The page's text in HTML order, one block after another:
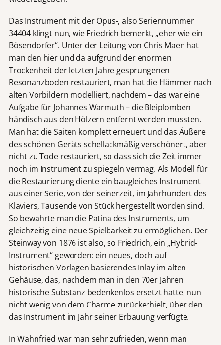
Das Instrument mit der Opus-, also Seriennummer
34404 klingt nun, wie Friedrich bemerkt, „eher wie ein
Bösendorfer“. Unter der Leitung von Chris Maen hat
man den hier und da aufgrund der enormen
Trockenheit der letzten Jahre gesprungenen
Resonanzboden restauriert, man hat die Hämmer nach
alten Vorbildern modelliert, nachdem – das war eine
Aufgabe für Johannes Warmuth – die Bleiplomben
händisch aus den Hölzern entfernt werden mussten.
Man hat die Saiten komplett erneuert und das Äußere
des schönen Geräts schellackmäßig verschönert, aber
nicht zu Tode restauriert, so dass sich die Zeit immer
noch im Instrument zu spiegeln vermag. Als Modell für
die Restaurierung diente ein baugleiches Instrument
aus einer Serie, von der seinerzeit, im Jahrhundert des
Klaviers, Tausende von Stück hergestellt worden sind.
So bewahrte man die Patina des Instruments, um
gleichzeitig eine neue Spielbarkeit zu ermöglichen. Der
Steinway von 1876 ist also, so Friedrich, ein „Hybrid-
Instrument“ geworden: ein neues, doch auf
historischen Vorlagen basierendes Inlay im alten
Gehäuse, das, nachdem man in den 70er Jahren
historische Substanz bedenkenlos ersetzt hatte, nun
nicht wenig von dem Charme zurückerhielt, über den
das Instrument im Jahr seiner Erbauung verfügte.
In Wahnfried war man sehr zufrieden, wenn man